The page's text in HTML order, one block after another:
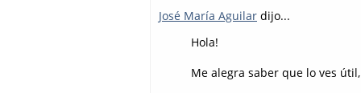
José María Aguilar dijo...
Hola!
Me alegra saber que lo ves